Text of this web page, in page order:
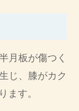
月板が傷つく
じ、膝がカク
ます。